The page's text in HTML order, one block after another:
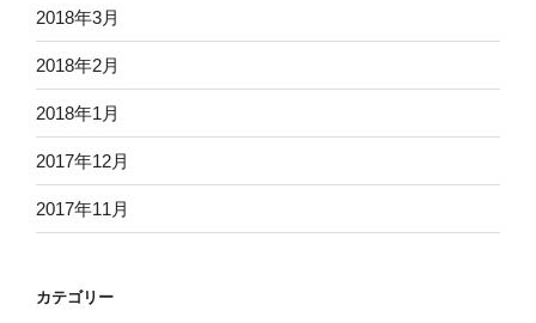
2018年3月
2018年2月
2018年1月
2017年12月
2017年11月
カテゴリー